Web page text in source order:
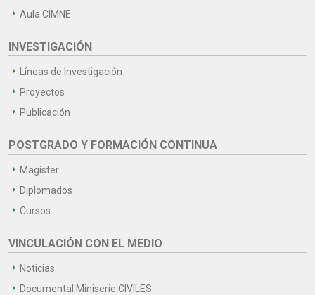
Aula CIMNE
INVESTIGACIÓN
Líneas de Investigación
Proyectos
Publicación
POSTGRADO Y FORMACIÓN CONTINUA
Magíster
Diplomados
Cursos
VINCULACIÓN CON EL MEDIO
Noticias
Documental Miniserie CIVILES